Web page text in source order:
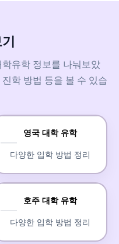
유학 정보를 나눠보았
학 방법 등을 볼 수 있습
영국 대학 유학
다양한 입학 방법 정리
호주 대학 유학
다양한 입학 방법 정리